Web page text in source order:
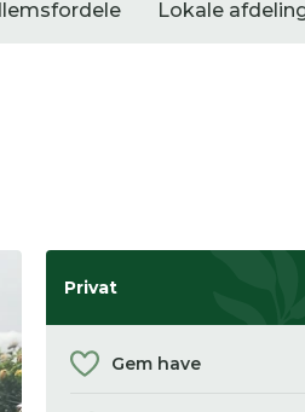
Lokale
Privat
Gem have